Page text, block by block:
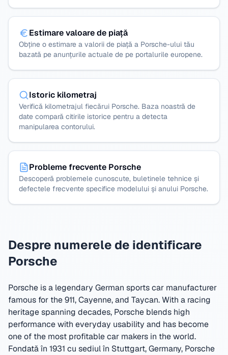
Estimare valoare de piață
Obține o estimare a valorii de piață a Porsche-ului tău
bazată pe anunțurile actuale de pe portalurile europene.
Istoric kilometraj
Verifică kilometrajul fiecărui Porsche. Baza noastră de
date compară citirile istorice pentru a detecta
manipularea contorului.
Probleme frecvente Porsche
Descoperă problemele cunoscute, buletinele tehnice și
defectele frecvente specifice modelului și anului Porsche.
Despre numerele de identificare
Porsche
Porsche is a legendary German sports car manufacturer
famous for the 911, Cayenne, and Taycan. With a racing
heritage spanning decades, Porsche blends high
performance with everyday usability and has become
one of the most profitable car makers in the world.
Fondată în 1931 cu sediul în Stuttgart, Germany, Porsche